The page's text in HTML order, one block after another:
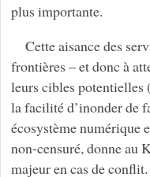
plus importante.
Cette aisance des
frontières – et donc à
leurs cibles potentielles
la facilité d’inonder de
écosystème numérique
non-censuré, donne au
majeur en cas de